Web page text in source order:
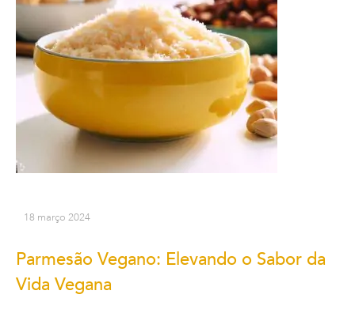
18 março 2024
Parmesão Vegano: Elevando o Sabor da
Vida Vegana